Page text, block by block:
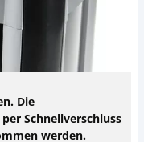
Die
Schnellverschluss
werden.